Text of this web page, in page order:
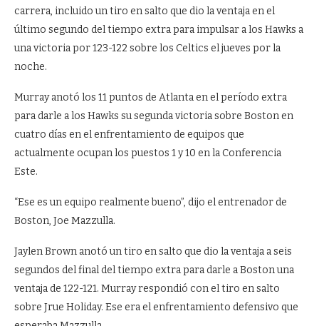
carrera, incluido un tiro en salto que dio la ventaja en el
último segundo del tiempo extra para impulsar a los Hawks a
una victoria por 123-122 sobre los Celtics el jueves por la
noche.
Murray anotó los 11 puntos de Atlanta en el período extra
para darle a los Hawks su segunda victoria sobre Boston en
cuatro días en el enfrentamiento de equipos que
actualmente ocupan los puestos 1 y 10 en la Conferencia
Este.
“Ese es un equipo realmente bueno”, dijo el entrenador de
Boston, Joe Mazzulla.
Jaylen Brown anotó un tiro en salto que dio la ventaja a seis
segundos del final del tiempo extra para darle a Boston una
ventaja de 122-121. Murray respondió con el tiro en salto
sobre Jrue Holiday. Ese era el enfrentamiento defensivo que